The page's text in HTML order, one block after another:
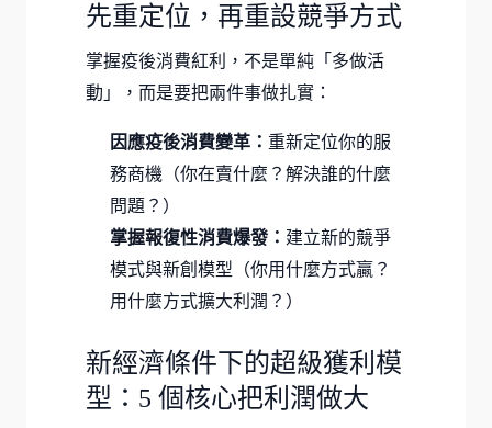
先重定位，再重設競爭方式
掌握疫後消費紅利，不是單純「多做活
動」，而是要把兩件事做扎實：
因應疫後消費變革： 重新定位你的服
務商機（你在賣什麼？解決誰的什麼
問題？）
掌握報復性消費爆發： 建立新的競爭
模式與新創模型（你用什麼方式贏？
用什麼方式擴大利潤？）
新經濟條件下的超級獲利模
型：5 個核心把利潤做大